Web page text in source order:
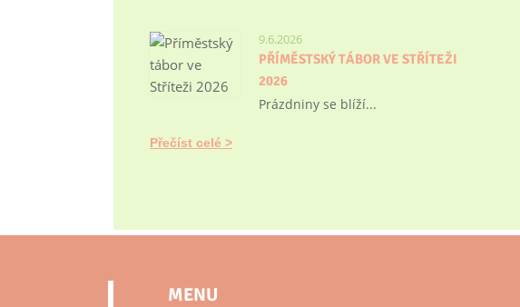
9.6.2026
PŘÍMĚSTSKÝ TÁBOR VE STŘÍTEŽI
2026
Prázdniny se blíží...
Přečíst celé
MENU